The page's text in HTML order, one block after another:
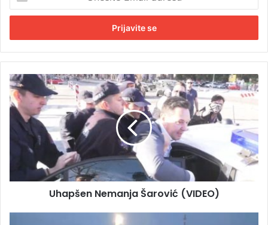
e
i
t
E
m
a
e
U
h
a
e
Uhapšen Nemanja Šarović (VIDEO)